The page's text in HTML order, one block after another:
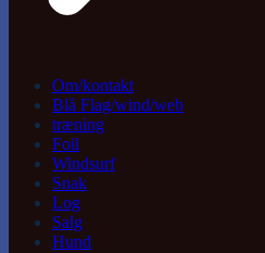
Om/kontakt
Blå Flag/wind/web
træning
Foil
Windsurf
Snak
Log
Salg
Hund